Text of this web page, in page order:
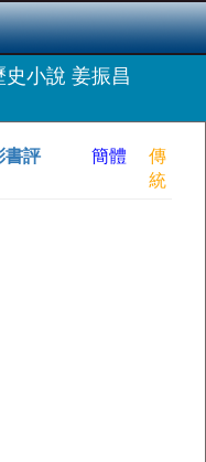
史小說 姜振昌
書評
簡體
傳
統